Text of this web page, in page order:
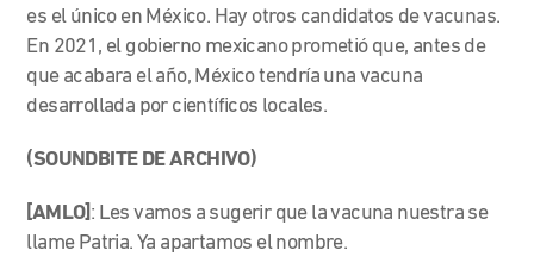
es el único en México. Hay otros candidatos de vacunas.
En 2021, el gobierno mexicano prometió que, antes de
que acabara el año, México tendría una vacuna
desarrollada por científicos locales.
(SOUNDBITE DE ARCHIVO)
[AMLO] : Les vamos a sugerir que la vacuna nuestra se
llame Patria. Ya apartamos el nombre.